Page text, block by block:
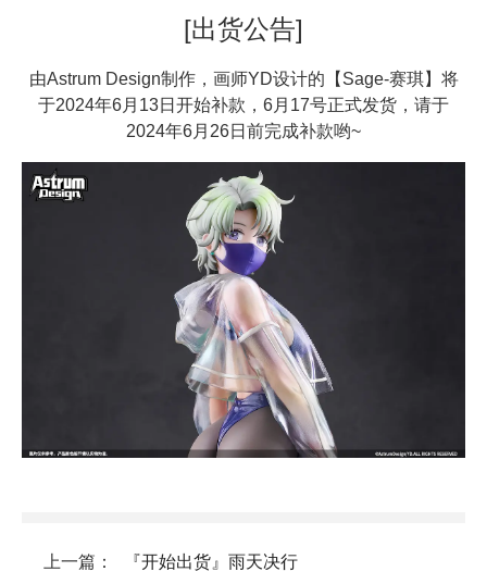
[出货公告]
由Astrum Design制作，画师YD设计的【Sage-赛琪】将
于2024年6月13日开始补款，6月17号正式发货，请于
2024年6月26日前完成补款哟~
上一篇： 『开始出货』雨天决行